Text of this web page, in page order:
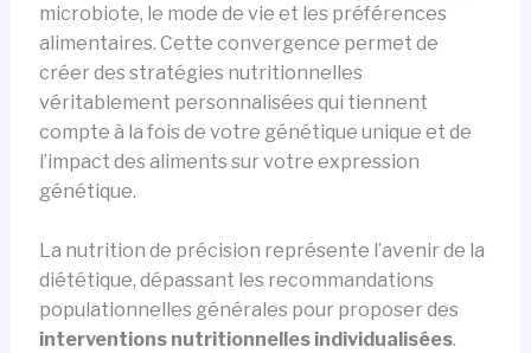
microbiote, le mode de vie et les préférences
alimentaires. Cette convergence permet de
créer des stratégies nutritionnelles
véritablement personnalisées qui tiennent
compte à la fois de votre génétique unique et de
l’impact des aliments sur votre expression
génétique.
La nutrition de précision représente l’avenir de la
diététique, dépassant les recommandations
populationnelles générales pour proposer des
interventions nutritionnelles individualisées.